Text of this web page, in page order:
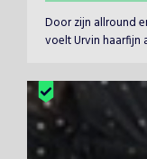
Door zijn allround
voelt Urvin haarfijn
sfeer kan maken, dan is Urvin een waardevolle toevoeging
op uw evenement!